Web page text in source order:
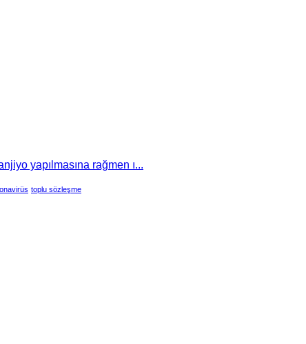
yapılmasına rağmen ı...
toplu sözleşme